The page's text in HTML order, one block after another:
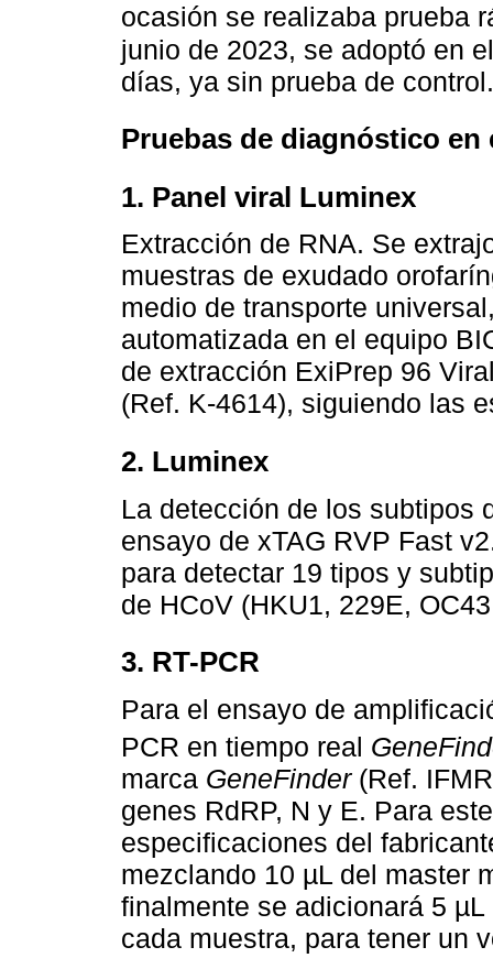
ocasión se realizaba prueba
junio de 2023, se adoptó en
días, ya sin prueba de control.
Pruebas de diagnóstico en
1. Panel viral Luminex
Extracción de RNA. Se
muestras de exudado
medio de transporte
automatizada en el equipo
de extracción ExiPrep 96
(Ref. K-4614), siguiendo las
2. Luminex
La detección de los subtipos
ensayo de xTAG RVP Fast
para detectar 19 tipos y
de HCoV (HKU1, 229E,
3. RT-PCR
Para el ensayo de
PCR en tiempo real
marca GeneFinder(Ref.
genes RdRP, N y E. Para
especificaciones del
mezclando 10 µL del master
finalmente se adicionará 5
cada muestra, para tener un